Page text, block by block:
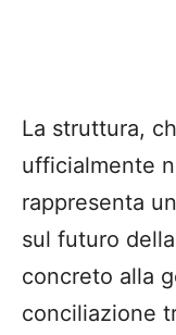
La struttura,
ufficialmente
rappresenta
sul futuro
concreto alla
conciliazione